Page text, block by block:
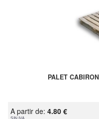
PALET
A partir de: 4.80 €